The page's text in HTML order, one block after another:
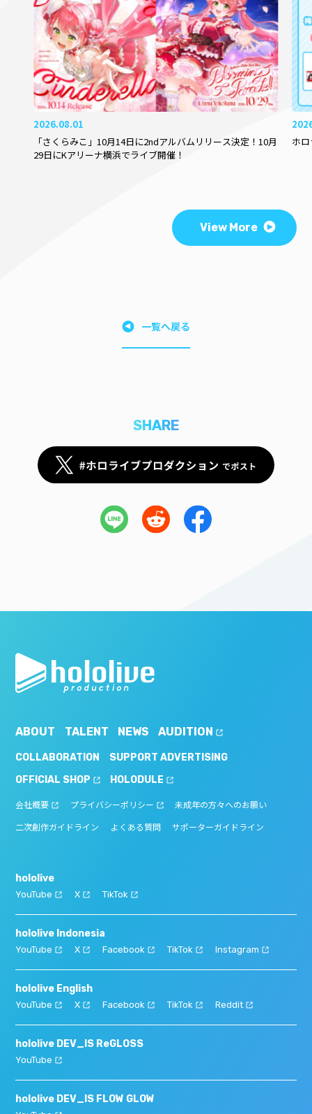
2026.08.01
「さくらみこ」10月14日に2ndアルバムリリース決定！10月
29日にKアリーナ横浜でライブ開催！
ホ
View More
一覧へ戻る
SHARE
ABOUT TALENT NEWS AUDITION
COLLABORATION
SUPPORT ADVERTISING
OFFICIAL SHOP
HOLODULE
会社概要 プライバシーポリシー 未成年の方々へのお願い
二次創作ガイドライン よくある質問 サポーターガイドライン
hololive
YouTube X TikTok
hololive Indonesia
YouTube X Facebook TikTok Instagram
hololive English
YouTube X Facebook TikTok Reddit
hololive DEV_IS ReGLOSS
YouTube
hololive DEV_IS FLOW GLOW